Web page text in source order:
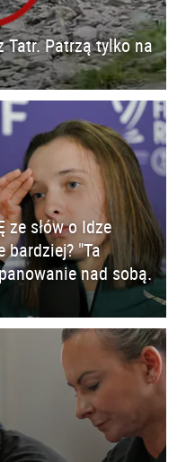
Tatr. Patrzą tylko na
ze słów o Idze
bardziej? "Ta
nad sobą.